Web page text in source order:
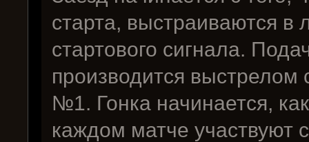
старта, выстраиваются
стартового сигнала.
производится выстрелом
№1. Гонка начинается,
каждом матче участвуют